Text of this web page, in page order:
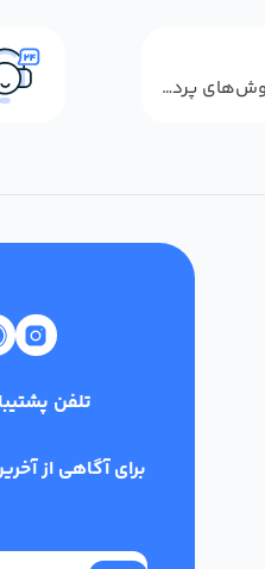
استفاده از روش‌های پرداخت امن
تلفن
برای آگاهی از